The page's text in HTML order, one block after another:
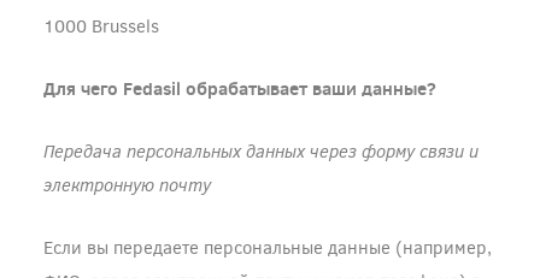
1000 Brussels
Для чего Fedasil обрабатывает ваши данные?
Передача персональных данных через форму связи и
электронную почту
Если вы передаете персональные данные (например,